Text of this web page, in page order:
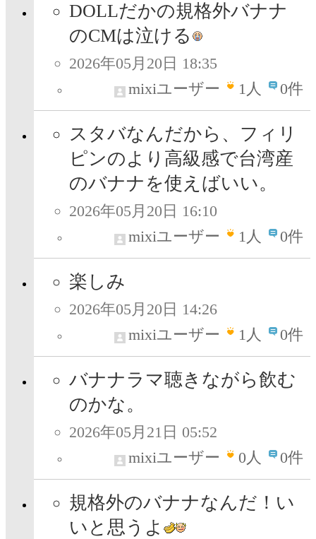
DOLLだかの規格外バナナ
のCMは泣ける
2026年05月20日 18:35
mixiユーザー
1人 0件
スタバなんだから、フィリ
ピンのより高級感で台湾産
のバナナを使えばいい。
2026年05月20日 16:10
mixiユーザー
1人 0件
楽しみ
2026年05月20日 14:26
mixiユーザー
1人 0件
バナナラマ聴きながら飲む
のかな。
2026年05月21日 05:52
mixiユーザー
0人 0件
規格外のバナナなんだ！い
いと思うよ